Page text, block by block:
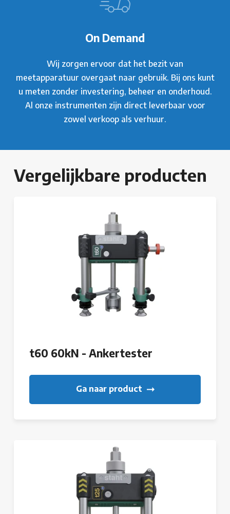
On Demand
Wij zorgen ervoor dat het bezit van
meetapparatuur overgaat naar gebruik. Bij ons kunt
u meten zonder investering, beheer en onderhoud.
Al onze instrumenten zijn direct leverbaar voor
zowel verkoop als verhuur.
Vergelijkbare producten
t60 60kN - Ankertester
Ga naar product